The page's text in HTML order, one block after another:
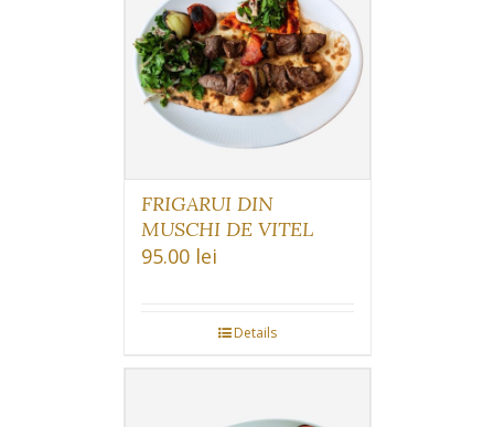
FRIGARUI DIN
MUSCHI DE VITEL
95.00 lei
Details